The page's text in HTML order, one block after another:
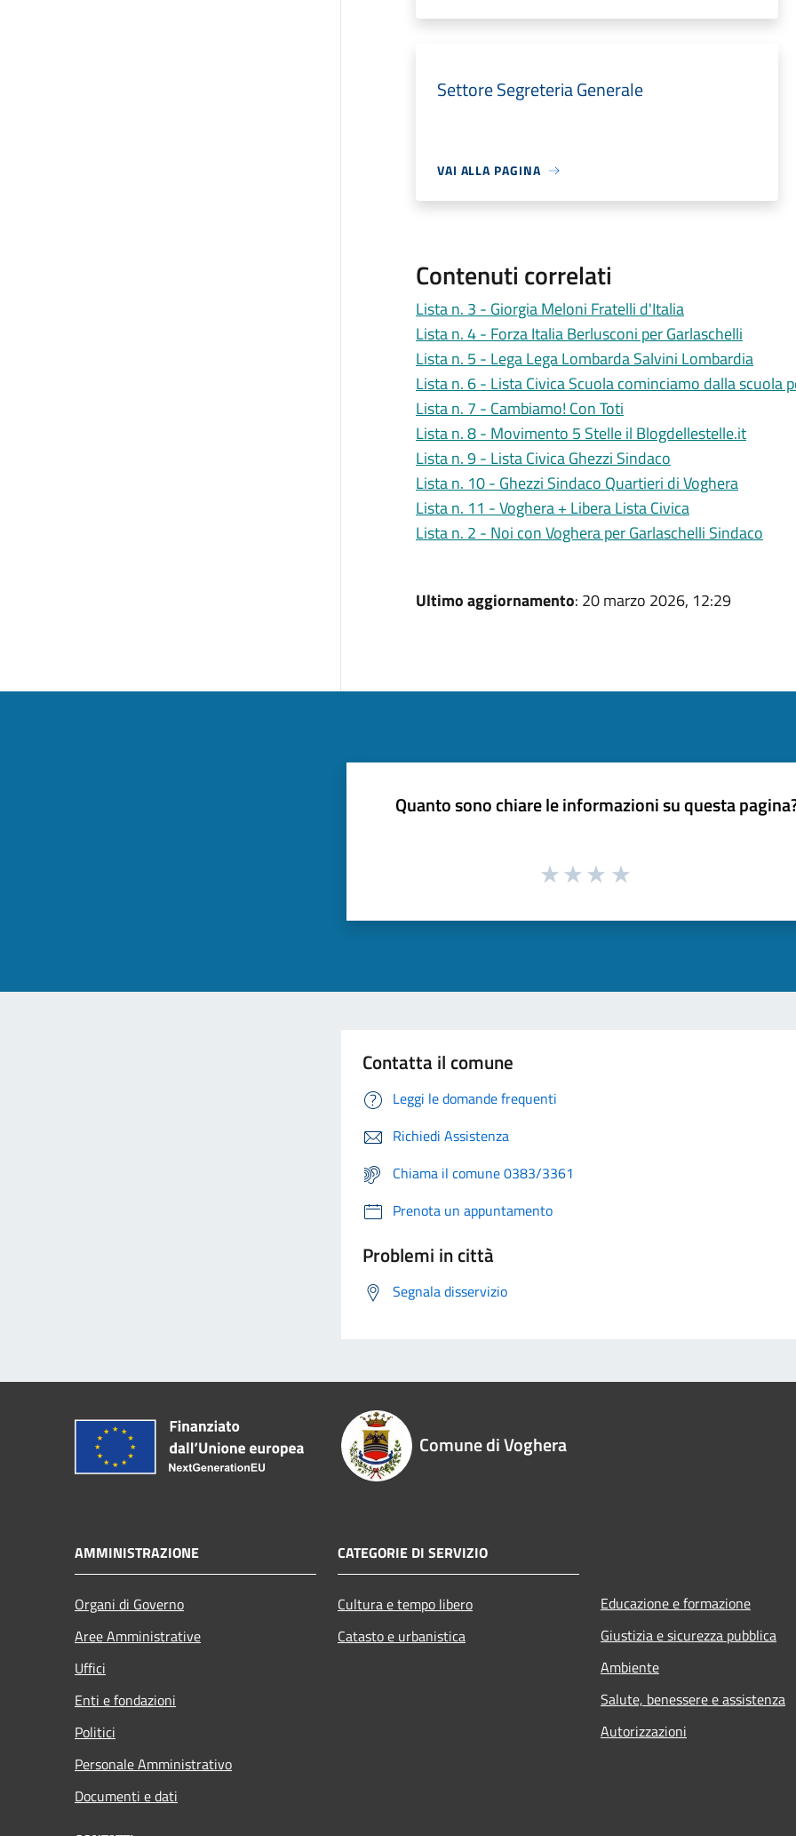
Settore Segreteria Generale
VAI ALLA PAGINA
Contenuti correlati
Lista n. 3 - Giorgia Meloni Fratelli d'Italia
Lista n. 4 - Forza Italia Berlusconi per Garlaschelli
Lista n. 5 - Lega Lega Lombarda Salvini Lombardia
Lista n. 6 - Lista Civica Scuola cominciamo dalla
Lista n. 7 - Cambiamo! Con Toti
Lista n. 8 - Movimento 5 Stelle il Blogdellestelle.it
Lista n. 9 - Lista Civica Ghezzi Sindaco
Lista n. 10 - Ghezzi Sindaco Quartieri di Voghera
Lista n. 11 - Voghera + Libera Lista Civica
Lista n. 2 - Noi con Voghera per Garlaschelli Sindaco
Ultimo aggiornamento: 20 marzo 2026, 12:29
Quanto sono chiare le informazioni su questa
Contatta il comune
Leggi le domande frequenti
Richiedi Assistenza
Chiama il comune 0383/3361
Prenota un appuntamento
Problemi in città
Segnala disservizio
Comune di Voghera
AMMINISTRAZIONE
Organi di Governo
Aree Amministrative
Uffici
Enti e fondazioni
Politici
Personale Amministrativo
Documenti e dati
CATEGORIE DI SERVIZIO
Cultura e tempo libero
Catasto e urbanistica
Educazione e formazione
Giustizia e sicurezza pubblica
Ambiente
Salute, benessere e assistenza
Autorizzazioni